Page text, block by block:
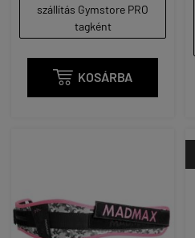
szállítás Gymstore PRO
tagként
 KOSÁRBA